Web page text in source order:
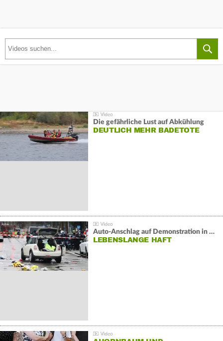
Die gefährliche Lust auf Abkühlung
DEUTLICH MEHR BADETOTE
Auto-Anschlag auf Demonstration in München:
LEBENSLANGE HAFT